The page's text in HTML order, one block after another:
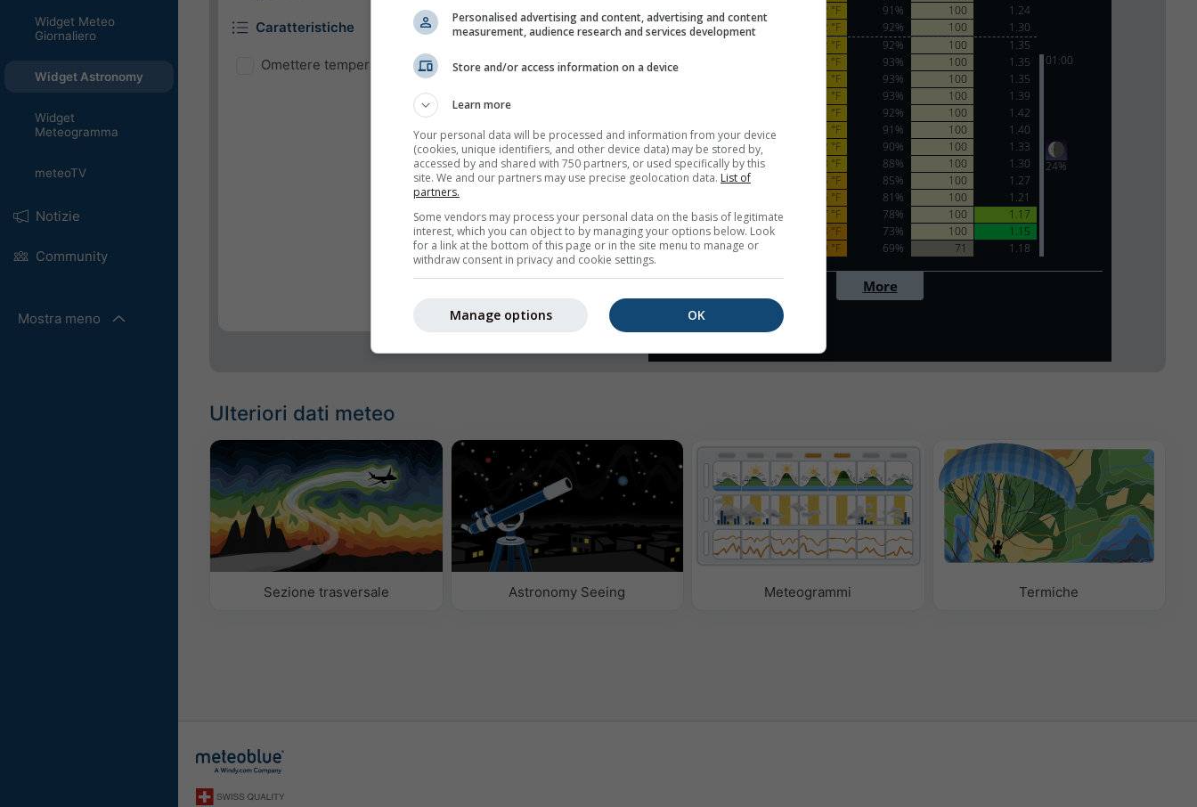
Widget Meteo
Giornaliero
Widget Astronomy
Widget
Meteogramma
meteoTV
Notizie
Community
Mostra meno
Caratteristiche
Omettere temperatura e umidità
Ulteriori dati meteo
Sezione trasversale Astronomy Seeing Meteogrammi Termiche
Personalised advertising and content, advertising and content
measurement, audience research and services development
Store and/or access information on a device
Learn more
Your personal data will be processed and information from your device
(cookies, unique identifiers, and other device data) may be stored by,
accessed by and shared with 750 partners, or used specifically by this
site. We and our partners may use precise geolocation data. List of
partners.
Some vendors may process your personal data on the basis of legitimate
interest, which you can object to by managing your options below. Look
for a link at the bottom of this page or in the site menu to manage or
withdraw consent in privacy and cookie settings.
OK
Manage options